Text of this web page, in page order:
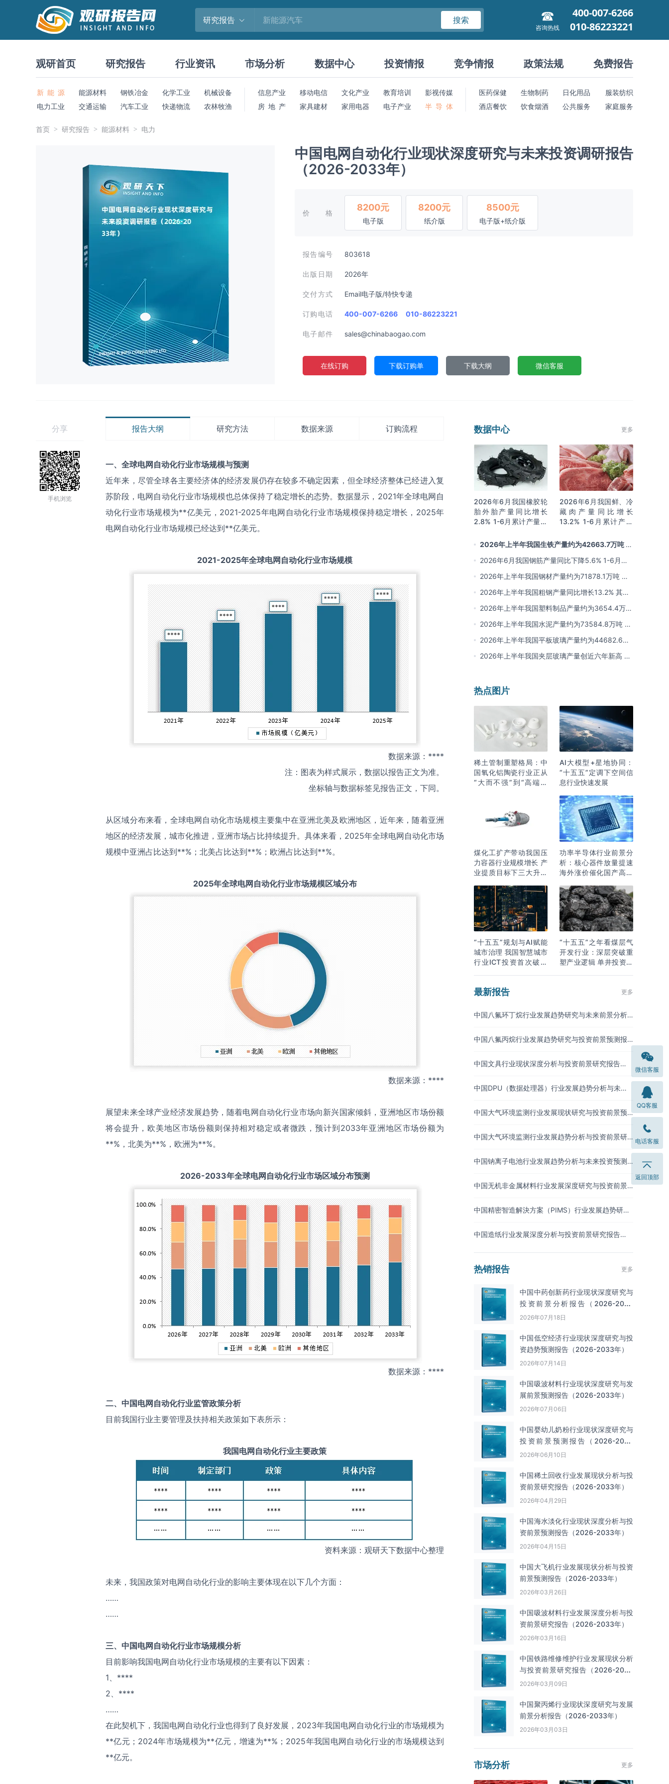
研究报告 搜索
咨询热线
400-007-6266
010-86223221
观研首页 研究报告 行业资讯 市场分析 数据中心 投资情报 竞争情报 政策法规 免费报告
新 能 源 能源材料 钢铁冶金 化学工业
机械设备
电力工业
交通运输 汽车工业 快递物流 农林牧渔
信息产业 移动电信 文化产业 教育培训
影视传媒
房 地 产
家具建材 家用电器 电子产业 半 导 体
医药保健 生物制药 日化用品
服装纺织
酒店餐饮
饮食烟酒 公共服务 家庭服务
首页 研究报告 能源材料 电力
中国电网自动化行业现状深度研究与未来投资调研报告
（2026-2033年）
价格
8200元
电子版
8200元
纸介版
8500元
电子版+纸介版
报告编号 803618
出版日期 2026年
交付方式 Email电子版/特快专递
订购电话 400-007-6266 010-86223221
电子邮件 sales@chinabaogao.com
在线订购 下载订购单 下载大纲 微信客服
分享
手机浏览
报告大纲 研究方法 数据来源 订购流程
一、全球电网自动化行业市场规模与预测
近年来，尽管全球各主要经济体的经济发展仍存在较多不确定因素，但全球经济整体已经进入复
苏阶段，电网自动化行业市场规模也总体保持了稳定增长的态势。数据显示，2021年全球电网自
动化行业市场规模为**亿美元，2021-2025年电网自动化行业市场规模保持稳定增长，2025年
电网自动化行业市场规模已经达到**亿美元。
2021-2025年全球电网自动化行业市场规模
数据来源：****
注：图表为样式展示，数据以报告正文为准。
坐标轴与数据标签见报告正文，下同。
从区域分布来看，全球电网自动化市场规模主要集中在亚洲北美及欧洲地区，近年来，随着亚洲
地区的经济发展，城市化推进，亚洲市场占比持续提升。具体来看，2025年全球电网自动化市场
规模中亚洲占比达到**%；北美占比达到**%；欧洲占比达到**%。
2025年全球电网自动化行业市场规模区域分布
数据来源：****
展望未来全球产业经济发展趋势，随着电网自动化行业市场向新兴国家倾斜，亚洲地区市场份额
将会提升，欧美地区市场份额则保持相对稳定或者微跌，预计到2033年亚洲地区市场份额为
**%，北美为**%，欧洲为**%。
2026-2033年全球电网自动化行业市场区域分布预测
数据来源：****
二、中国电网自动化行业监管政策分析
目前我国行业主要管理及扶持相关政策如下表所示：
我国电网自动化行业主要政策
资料来源：观研天下数据中心整理
未来，我国政策对电网自动化行业的影响主要体现在以下几个方面：
……
……
三、中国电网自动化行业市场规模分析
目前影响我国电网自动化行业市场规模的主要有以下因素：
1、****
2、****
……
在此契机下，我国电网自动化行业也得到了良好发展，2023年我国电网自动化行业的市场规模为
**亿元；2024年市场规模为**亿元，增速为**%；2025年我国电网自动化行业的市场规模达到
**亿元。
数据中心 更多
2026年6月我国橡胶轮
胎外胎产量同比增长
2.8% 1-6月累计产量同
2026年6月我国鲜、冷
藏肉产量同比增长
13.2% 1-6月累计产量
2026年上半年我国生铁产量约为42663.7万吨 同
比下降2.8% 其中河北产量占比22.7%排名第一
2026年6月我国钢筋产量同比下降5.6% 1-6月累
计产量同比下降10.7%
2026年上半年我国钢材产量约为71878.1万吨 同
比下降0.9% 其中河北以超亿吨产量排名第一
2026年上半年我国粗钢产量同比增长13.2% 其中
河北产量占比21.5%位居首位
2026年上半年我国塑料制品产量约为3654.4万吨
其中江苏、浙江产量分别占比18.9%、16.0%
2026年上半年我国水泥产量约为73584.8万吨 同
比下降8% 其中广东、浙江和安徽分别排名前三
2026年上半年我国平板玻璃产量约为44682.6万
重量箱 同比下降5.7% 其中河北产量最多 占比
2026年上半年我国夹层玻璃产量创近六年新高 约
热点图片
稀土管制重塑格局：中
国氧化铝陶瓷行业正从
“大而不强”到“高端突
AI大模型+星地协同：
“十五五”定调下空间信
息行业快速发展
煤化工扩产带动我国压
力容器行业规模增长 产
业提质目标下三大升级
功率半导体行业前景分
析：核心器件放量提速
海外涨价催化国产高端
“十五五”规划与AI赋能
城市治理 我国智慧城市
行业ICT投资首次破万
“十五五”之年看煤层气
开发行业：深层突破重
塑产业逻辑 单井投资成
最新报告 更多
中国八氟环丁烷行业发展趋势研究与未来前景分析
中国八氟丙烷行业发展趋势研究与投资前景预测报
中国文具行业现状深度分析与投资前景研究报告
中国DPU（数据处理器）行业发展趋势分析与未来
中国大气环境监测行业发展现状研究与投资前景预
中国大气环境监测行业发展趋势分析与投资前景研
中国钠离子电池行业发展趋势分析与未来投资预测
中国无机非金属材料行业发展深度研究与投资前景
中国精密智造解決方案（PIMS）行业发展趋势研究
中国造纸行业发展深度分析与投资前景研究报告
热销报告 更多
中国中药创新药行业现状深度研究与
投资前景分析报告（2026-2033
年）
2026年07月18日
中国低空经济行业现状深度研究与投
资趋势预测报告（2026-2033年）
2026年07月14日
中国吸波材料‌‌‌行业现状深度研究与发
展前景预测报告（2026-2033年）
2026年07月06日
中国婴幼儿奶粉行业现状深度研究与
投资前景预测报告（2026-2033
年）
2026年06月10日
中国‌‌稀土回收‌‌行业发展现状分析与投
资前景研究报告（2026-2033年）
2026年04月29日
中国海水淡化行业现状深度分析与投
资前景预测报告（2026-2033年）
2026年04月15日
中国大飞机行业发展现状分析与投资
前景预测报告（2026-2033年）
2026年03月26日
中国吸波材料行业发展深度分析与投
资前景研究报告（2026-2033年）
2026年03月16日
中国铁路维修维护行业发展现状分析
与投资前景研究报告（2026-2033
年）
2026年03月09日
中国聚丙烯行业现状深度研究与发展
前景分析报告（2026-2033年）
2026年03月03日
市场分析 更多
微信客服
QQ客服
电话客服
返回顶部